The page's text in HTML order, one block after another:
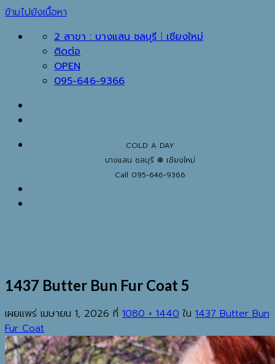
ข้ามไปยังเนื้อหา
2 สาขา : บางแสน ชลบุรี ⁞ เชียงใหม่
ติดต่อ
OPEN
095-646-9366
COLD A DAY
บางแสน ชลบุรี ❆ เชียงใหม่
Call 095-646-9366
1437 Butter Bun Fur Coat 5
เผยแพร่ เมษายน 1, 2026 ที่ 1080 × 1440 ใน 1437 Butter Bun
Fur Coat